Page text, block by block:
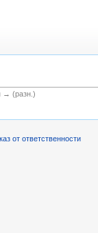
→ (разн.)
от ответственности